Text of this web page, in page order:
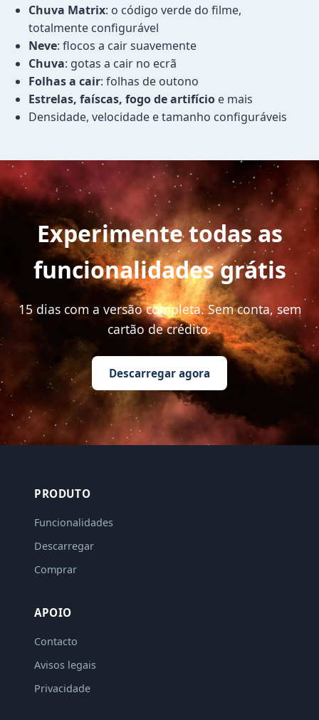
Chuva Matrix: o código verde do filme,
totalmente configurável
Neve: flocos a cair suavemente
Chuva: gotas a cair no ecrã
Folhas a cair: folhas de outono
Estrelas, faíscas, fogo de artifício e mais
Densidade, velocidade e tamanho configuráveis
Experimente todas as
funcionalidades grátis
15 dias com a versão completa. Sem conta, sem
cartão de crédito.
Descarregar agora
PRODUTO
Funcionalidades
Descarregar
Comprar
APOIO
Contacto
Avisos legais
Privacidade